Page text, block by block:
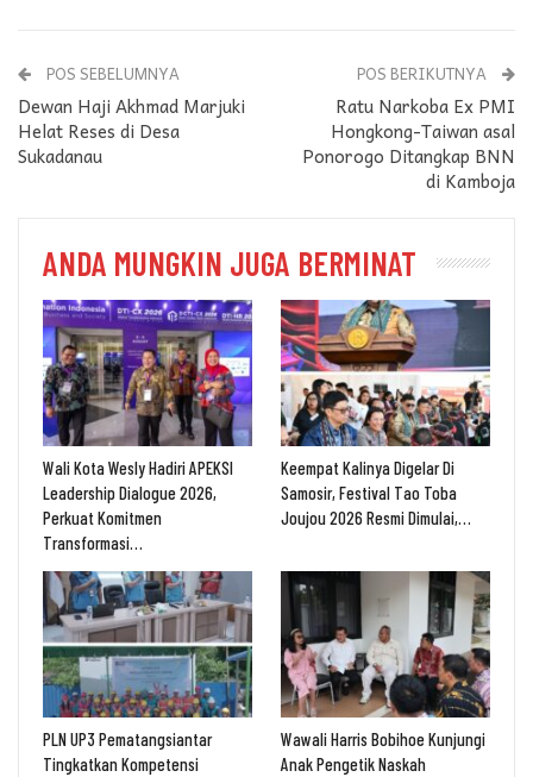
POS SEBELUMNYA
Dewan Haji Akhmad Marjuki
Helat Reses di Desa
Sukadanau
POS BERIKUTNYA
Ratu Narkoba Ex PMI
Hongkong-Taiwan asal
Ponorogo Ditangkap BNN
di Kamboja
ANDA MUNGKIN JUGA BERMINAT
Wali Kota Wesly Hadiri APEKSI
Leadership Dialogue 2026,
Perkuat Komitmen
Transformasi…
Keempat Kalinya Digelar Di
Samosir, Festival Tao Toba
Joujou 2026 Resmi Dimulai,…
PLN UP3 Pematangsiantar
Tingkatkan Kompetensi
Wawali Harris Bobihoe Kunjungi
Anak Pengetik Naskah